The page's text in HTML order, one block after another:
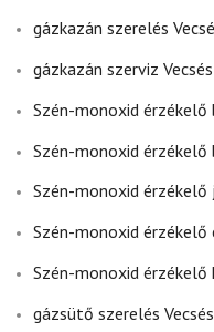
gázkazán szerelés
gázkazán szerviz Vecsés
Szén-monoxid érzékelő
Szén-monoxid érzékelő
Szén-monoxid érzékelő
Szén-monoxid érzékelő
Szén-monoxid érzékelő
gázsütő szerelés Vecsés